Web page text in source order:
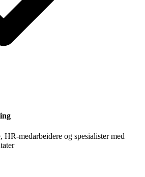
medarbeidere og spesialister med